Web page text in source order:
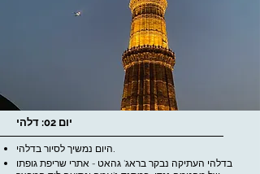
יום 02: דלהי
היום נמשיך לסיור בדלהי.
בדלהי העתיקה נבקר בראג' גהאט - אתרי שריפת גופתו